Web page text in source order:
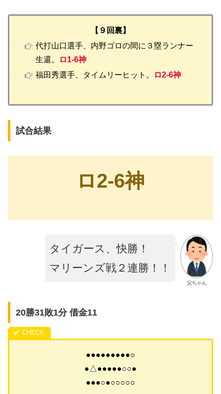
【９回裏】
代打山口選手、内野ゴロの間に３塁ランナー
生還。
ロ1-6神
福田秀選手、タイムリーヒット。
ロ2-6神
試合結果
ロ2-6神
父ちゃん
タイガース、快勝 ！
マリーンズ戦２連勝！！
20勝31敗1分 借金11
●●●●●●●●●○
●△●●●●●○○●
●●●○●○○○○○